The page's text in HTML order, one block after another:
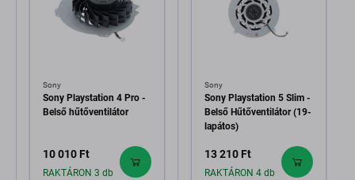
Sony
Sony Playstation 4 Pro -
Belső hűtőventilátor
10 010 Ft
RAKTÁRON 3 db
Sony
Sony Playstation 5 Slim -
Belső Hűtőventilátor (19-
lapátos)
13 210 Ft
RAKTÁRON 4 db